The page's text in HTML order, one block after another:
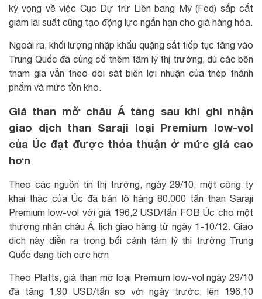
kỳ vọng về việc Cục Dự trữ Liên bang Mỹ (Fed) sắp cắt
giảm lãi suất cũng tạo động lực ngắn hạn cho giá hàng hóa.
Ngoài ra, khối lượng nhập khẩu quặng sắt tiếp tục tăng vào
Trung Quốc đã củng cố thêm tâm lý thị trường, dù các bên
tham gia vẫn theo dõi sát biên lợi nhuận của thép thành
phẩm và mức tồn kho.
Giá than mỡ châu Á tăng sau khi ghi nhận
giao dịch than Saraji loại Premium low-vol
của Úc đạt được thỏa thuận ở mức giá cao
hơn
Theo các nguồn tin thị trường, ngày 29/10, một công ty
khai thác của Úc đã bán lô hàng 80.000 tấn than Saraji
Premium low-vol với giá 196,2 USD/tấn FOB Úc cho một
thương nhân châu Á, lịch giao hàng từ ngày 1-10/12. Giao
dịch này diễn ra trong bối cảnh tâm lý thị trường Trung
Quốc đang tích cực hơn
Theo Platts, giá than mỡ loại Premium low-vol ngày 29/10
đã tăng 1,90 USD/tấn so với ngày trước, lên 196,10